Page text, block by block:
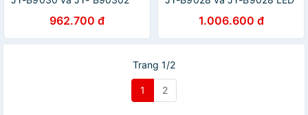
JYE hàng chính hãng
962.700 đ
hàng chính hãng
1.006.600 đ
Trang 1/2
1 2